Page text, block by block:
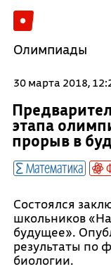
Олимпиады
30 марта 2018,
этапа
прорыв в
Математика
Состоялся
школьников
будущее».
результаты по
биологии.